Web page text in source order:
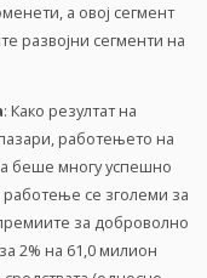
а овој сегмент
развојни сегменти на
: Како резултат на
работењето на
беше многу успешно
се зголеми за
за доброволно
2% на 61,0 милион